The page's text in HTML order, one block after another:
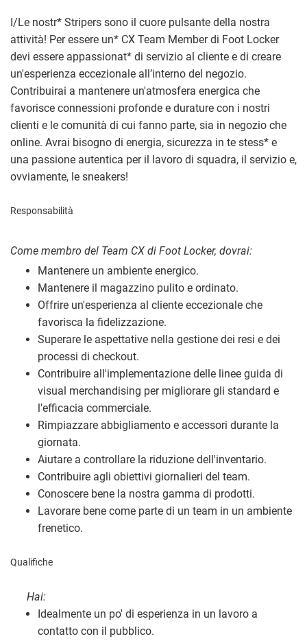
I/Le nostr* Stripers sono il cuore pulsante della nostra
attività! Per essere un* CX Team Member di Foot Locker
devi essere appassionat* di servizio al cliente e di creare
un'esperienza eccezionale all’interno del negozio.
Contribuirai a mantenere un'atmosfera energica che
favorisce connessioni profonde e durature con i nostri
clienti e le comunità di cui fanno parte, sia in negozio che
online. Avrai bisogno di energia, sicurezza in te stess* e
una passione autentica per il lavoro di squadra, il servizio e,
ovviamente, le sneakers!
Responsabilità
Come membro del Team CX di Foot Locker, dovrai:
Mantenere un ambiente energico.
Mantenere il magazzino pulito e ordinato.
Offrire un'esperienza al cliente eccezionale che
favorisca la fidelizzazione.
Superare le aspettative nella gestione dei resi e dei
processi di checkout.
Contribuire all'implementazione delle linee guida di
visual merchandising per migliorare gli standard e
l'efficacia commerciale.
Rimpiazzare abbigliamento e accessori durante la
giornata.
Aiutare a controllare la riduzione dell'inventario.
Contribuire agli obiettivi giornalieri del team.
Conoscere bene la nostra gamma di prodotti.
Lavorare bene come parte di un team in un ambiente
frenetico.
Qualifiche
Hai:
Idealmente un po' di esperienza in un lavoro a
contatto con il pubblico.